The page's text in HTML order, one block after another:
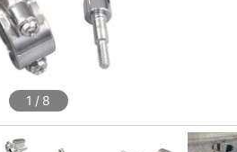
1 / 8